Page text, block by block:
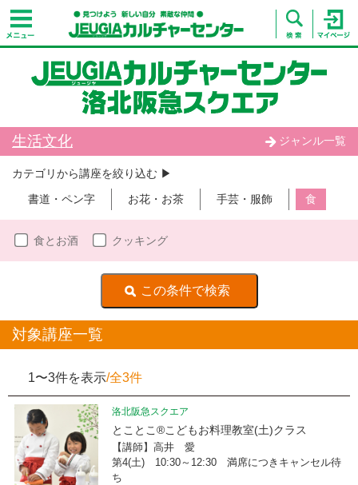
生活文化 ジャンル一覧
カテゴリから講座を絞り込む ▶︎
書道・ペン字
お花・お茶 手芸・服飾 食
食とお酒 クッキング
対象講座一覧
1〜3件を表示/全3件
洛北阪急スクエア
とことこ®こどもお料理教室(土)クラス
【講師】高井 愛
第4(土) 10:30～12:30 満席につきキャンセル待
ち